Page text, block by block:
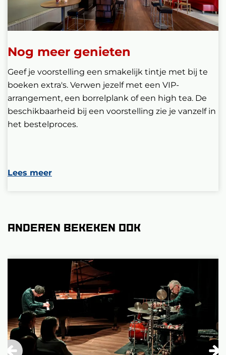
Nog meer genieten
Geef je voorstelling een smakelijk tintje met bij te
boeken extra's. Verwen jezelf met een VIP-
arrangement, een borrelplank of een high tea. De
beschikbaarheid bij een voorstelling zie je vanzelf in
het bestelproces.
Lees meer
Anderen bekeken ook